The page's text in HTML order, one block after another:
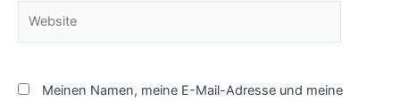
Meinen Namen, meine E-Mail-Adresse und meine